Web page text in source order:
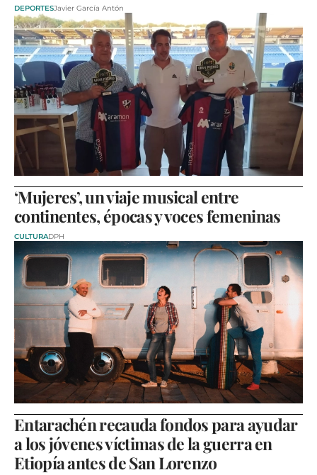
DEPORTESJavier García Antón
‘Mujeres’, un viaje musical entre
continentes, épocas y voces femeninas
CULTURADPH
Entarachén recauda fondos para ayudar
a los jóvenes víctimas de la guerra en
Etiopía antes de San Lorenzo